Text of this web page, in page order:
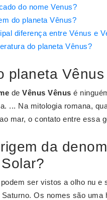
do nome Venus?
do planeta Vênus?
diferença entre Vénus e
do planeta Vênus?
planeta
de Vênus Vênus é
... Na mitologia romana,
mar, o contato entre essa
da
podem ser vistos a olho nu e
Os nomes são